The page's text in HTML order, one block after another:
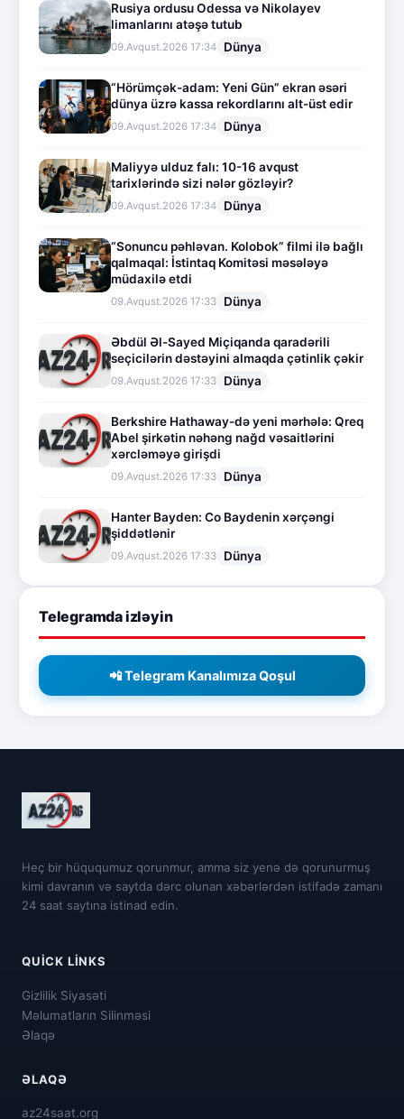
Rusiya ordusu Odessa və Nikolayev
limanlarını atəşə tutub
09.Avqust.2026 17:34 Dünya
“Hörümçək-adam: Yeni Gün” ekran əsəri
dünya üzrə kassa rekordlarını alt-üst edir
09.Avqust.2026 17:34 Dünya
Maliyyə ulduz falı: 10-16 avqust
tarixlərində sizi nələr gözləyir?
09.Avqust.2026 17:34 Dünya
“Sonuncu pəhləvan. Kolobok” filmi ilə bağlı
qalmaqal: İstintaq Komitəsi məsələyə
müdaxilə etdi
09.Avqust.2026 17:33 Dünya
Əbdül Əl-Sayed Miçiqanda qaradərili
seçicilərin dəstəyini almaqda çətinlik çəkir
09.Avqust.2026 17:33 Dünya
Berkshire Hathaway-də yeni mərhələ: Qreq
Abel şirkətin nəhəng nağd vəsaitlərini
xərcləməyə girişdi
09.Avqust.2026 17:33 Dünya
Hanter Bayden: Co Baydenin xərçəngi
şiddətlənir
09.Avqust.2026 17:33 Dünya
Telegramda izləyin
📲 Telegram Kanalımıza Qoşul
Heç bir hüququmuz qorunmur, amma siz yenə də qorunurmuş
kimi davranın və saytda dərc olunan xəbərlərdən istifadə zamanı
24 saat saytına istinad edin.
QUICK LINKS
Gizlilik Siyasəti
Məlumatların Silinməsi
Əlaqə
ƏLAQƏ
az24saat.org